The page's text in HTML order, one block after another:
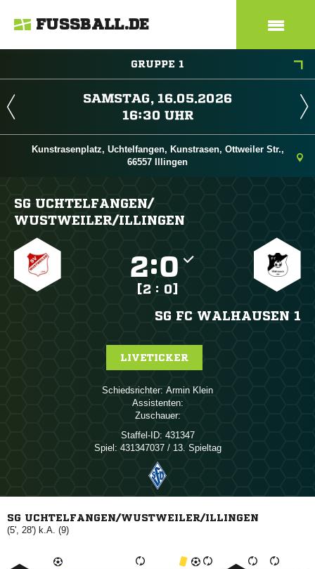
FUSSBALL.DE
GRUPPE 1
 
 
Kunstrasenplatz, Uchtelfangen, Kunstrasen, Ottweiler Str.,
66557 Illingen
SG UCHTELFANGEN/​
WUSTWEILER/​ILLINGEN
:
[2 : 0]
SG FC WALHAUSEN 1
LIVETICKER
Schiedsrichter:  
Assistenten:
Zuschauer:
Staffel-ID: 431347
Spiel: 431347037 / 13. Spieltag
SG UCHTELFANGEN/WUSTWEILER/ILLINGEN
(5', 28') k.A. (9)